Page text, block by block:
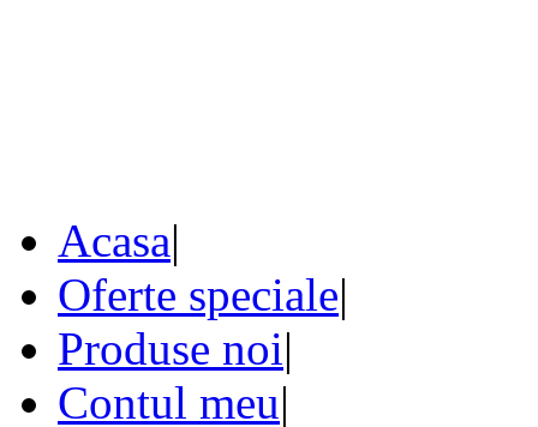
Acasa|
Oferte speciale|
Produse noi|
Contul meu|